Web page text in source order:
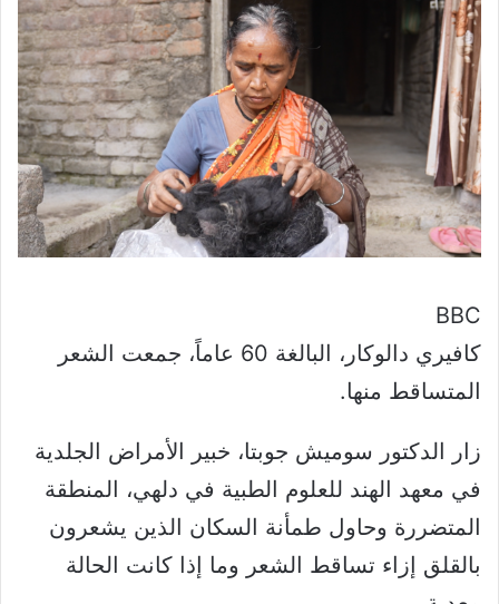
BBC
كافيري دالوكار، البالغة 60 عاماً، جمعت الشعر
المتساقط منها.
زار الدكتور سوميش جوبتا، خبير الأمراض الجلدية
في معهد الهند للعلوم الطبية في دلهي، المنطقة
المتضررة وحاول طمأنة السكان الذين يشعرون
بالقلق إزاء تساقط الشعر وما إذا كانت الحالة